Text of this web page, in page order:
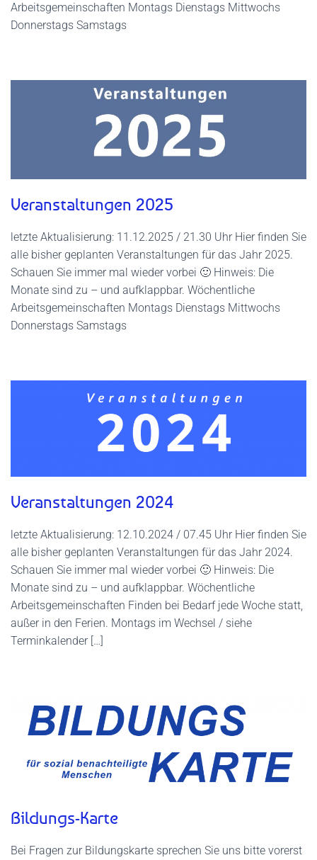
Arbeitsgemeinschaften Montags Dienstags Mittwochs
Donnerstags Samstags
Veranstaltungen 2025
letzte Aktualisierung: 11.12.2025 / 21.30 Uhr Hier finden Sie
alle bisher geplanten Veranstaltungen für das Jahr 2025.
Schauen Sie immer mal wieder vorbei 🙂 Hinweis: Die
Monate sind zu – und aufklappbar. Wöchentliche
Arbeitsgemeinschaften Montags Dienstags Mittwochs
Donnerstags Samstags
Veranstaltungen 2024
letzte Aktualisierung: 12.10.2024 / 07.45 Uhr Hier finden Sie
alle bisher geplanten Veranstaltungen für das Jahr 2024.
Schauen Sie immer mal wieder vorbei 🙂 Hinweis: Die
Monate sind zu – und aufklappbar. Wöchentliche
Arbeitsgemeinschaften Finden bei Bedarf jede Woche statt,
außer in den Ferien. Montags im Wechsel / siehe
Terminkalender […]
Bildungs-Karte
Bei Fragen zur Bildungskarte sprechen Sie uns bitte vorerst